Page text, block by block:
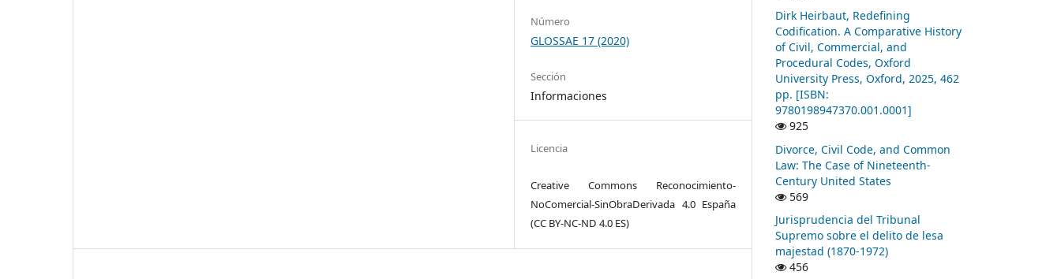
Número
GLOSSAE 17 (2020)
Sección
Informaciones
Licencia
Creative Commons Reconocimiento-
NoComercial-SinObraDerivada 4.0 España
(CC BY-NC-ND 4.0 ES)
Dirk Heirbaut, Redefining
Codification. A Comparative History
of Civil, Commercial, and
Procedural Codes, Oxford
University Press, Oxford, 2025, 462
pp. [ISBN:
9780198947370.001.0001]
925
Divorce, Civil Code, and Common
Law: The Case of Nineteenth-
Century United States
569
Jurisprudencia del Tribunal
Supremo sobre el delito de lesa
majestad (1870-1972)
456